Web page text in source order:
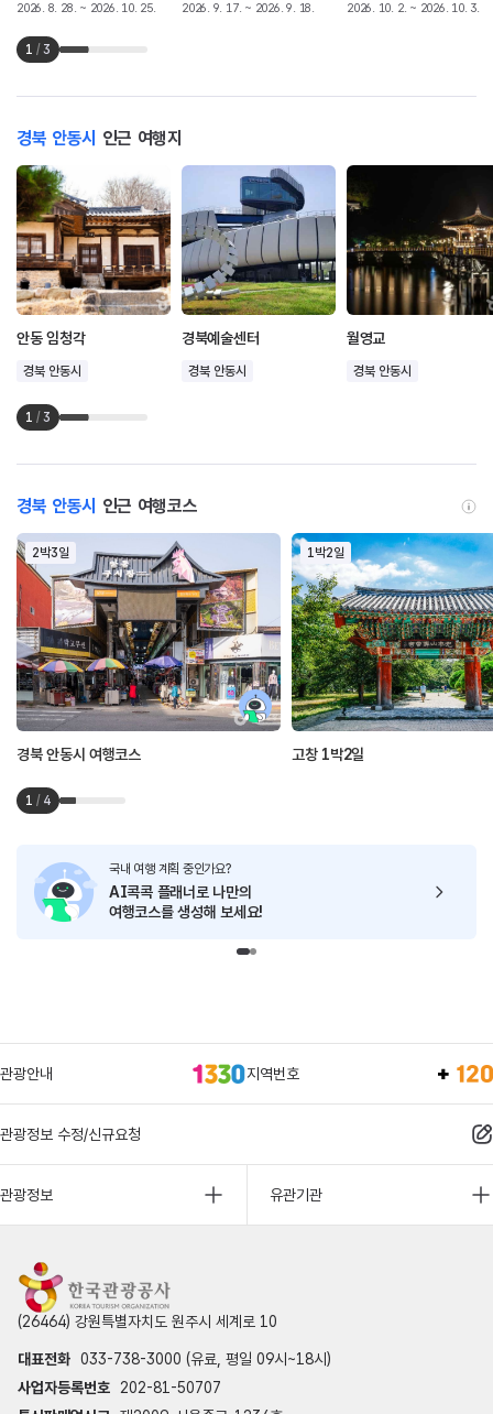
2026. 8. 28. ~ 2026. 10. 25. 2026. 9. 17. ~ 2026. 9. 18. 2026. 10. 2. ~ 2026. 10. 3.
1 / 3
경북 안동시 인근 여행지
안동 임청각
경북 안동시
경북예술센터
경북 안동시
월영교
경북 안동시
1 / 3
경북 안동시 인근 여행코스
2박3일
경북 안동시 여행코스
1박2일
고창 1박2일
1 / 4
국내 여행 계획 중인가요?
AI콕콕 플래너로 나만의
여행코스를 생성해 보세요!
관광안내 지역번호
관광정보 수정/신규요청
관광정보 유관기관
(26464) 강원특별자치도 원주시 세계로 10
대표전화 033-738-3000 (유료, 평일 09시~18시)
사업자등록번호 202-81-50707